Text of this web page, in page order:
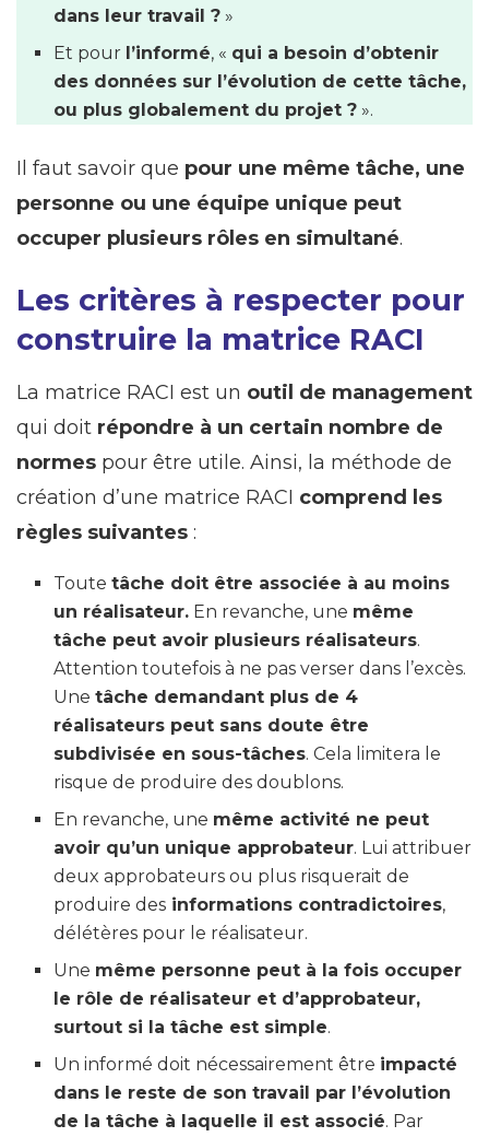
dans leur travail ? »
Et pour l’informé, « qui a besoin d’obtenir
des données sur l’évolution de cette tâche,
ou plus globalement du projet ? ».
Il faut savoir que pour une même tâche, une
personne ou une équipe unique peut
occuper plusieurs rôles en simultané.
Les critères à respecter pour
construire la matrice RACI
La matrice RACI est un outil de management
qui doit répondre à un certain nombre de
normes pour être utile. Ainsi, la méthode de
création d’une matrice RACI comprend les
règles suivantes :
Toutetâche doit être associée à au moins
un réalisateur. En revanche, une même
tâche peut avoir plusieurs réalisateurs.
Attention toutefois à ne pas verser dans l’excès.
Unetâche demandant plus de 4
réalisateurs peut sans doute être
subdivisée en sous-tâches. Cela limitera le
risque de produire des doublons.
En revanche, une même activité ne peut
avoir qu’un unique approbateur. Lui attribuer
deux approbateurs ou plus risquerait de
produire des informations contradictoires,
délétères pour le réalisateur.
Une même personne peut à la fois occuper
le rôle de réalisateur et d’approbateur,
surtout si la tâche est simple.
Un informé doit nécessairement être impacté
dans le reste de son travail par l’évolution
de la tâche à laquelle il est associé. Par